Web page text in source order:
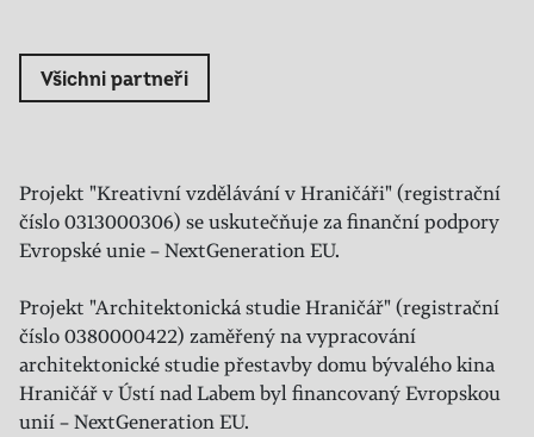
Všichni partneři
Projekt "Kreativní vzdělávání v Hraničáři" (registrační
číslo 0313000306) se uskutečňuje za finanční podpory
Evropské unie – NextGeneration EU.
Projekt "Architektonická studie Hraničář" (registrační
číslo 0380000422) zaměřený na vypracování
architektonické studie přestavby domu bývalého kina
Hraničář v Ústí nad Labem byl financovaný Evropskou
unií – NextGeneration EU.